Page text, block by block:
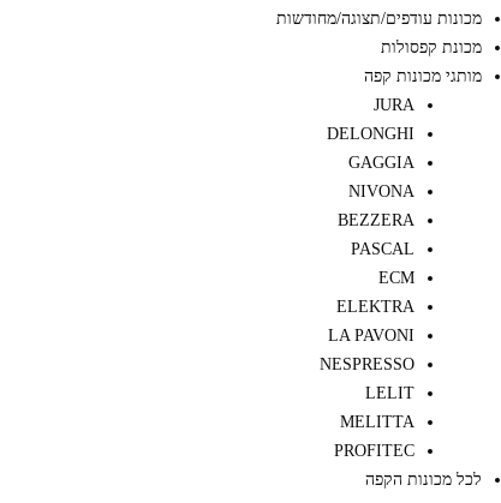
מכונות עודפים/תצוגה/מחודשות
מכונת קפסולות
מותגי מכונות קפה
JURA
DELONGHI
GAGGIA
NIVONA
BEZZERA
PASCAL
ECM
ELEKTRA
LA PAVONI
NESPRESSO
LELIT
MELITTA
PROFITEC
לכל מכונות הקפה